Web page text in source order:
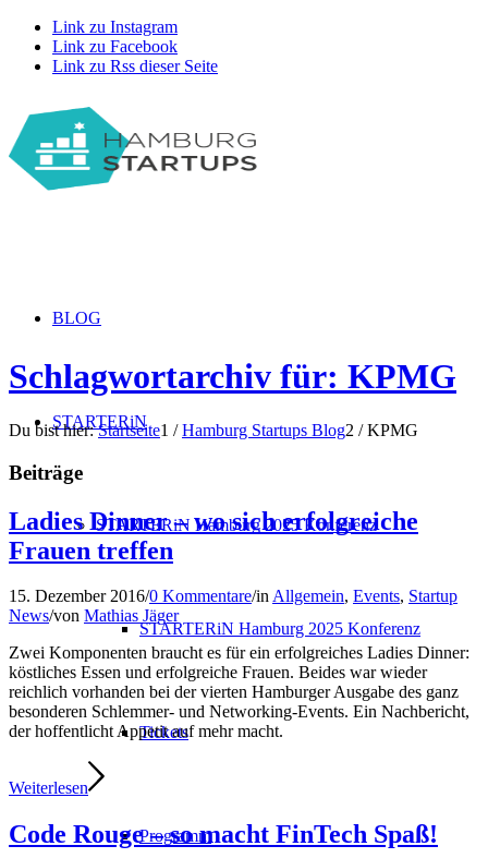
Link zu Instagram
Link zu Facebook
Link zu Rss dieser Seite
BLOG
STARTERiN
STARTERiN Hamburg 2025 Konferenz
STARTERiN Hamburg 2025 Konferenz
Tickets
Programm
Schlagwortarchiv für: KPMG
Du bist hier: Startseite1 / Hamburg Startups Blog2 / KPMG
Beiträge
Ladies Dinner – wo sich erfolgreiche
Frauen treffen
15. Dezember 2016/0 Kommentare/inAllgemein, Events, Startup
News/von Mathias Jäger
Zwei Komponenten braucht es für ein erfolgreiches Ladies Dinner:
köstliches Essen und erfolgreiche Frauen. Beides war wieder
reichlich vorhanden bei der vierten Hamburger Ausgabe des ganz
besonderen Schlemmer- und Networking-Events. Ein Nachbericht,
der hoffentlicht Appetit auf mehr macht.
Weiterlesen
Code Rouge – so macht FinTech Spaß!